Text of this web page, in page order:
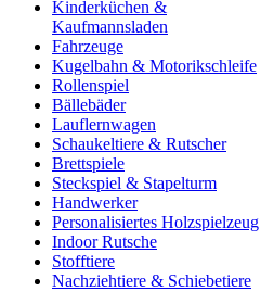
Kinderküchen &
Kaufmannsladen
Fahrzeuge
Kugelbahn & Motorikschleife
Rollenspiel
Bällebäder
Lauflernwagen
Schaukeltiere & Rutscher
Brettspiele
Steckspiel & Stapelturm
Handwerker
Personalisiertes Holzspielzeug
Indoor Rutsche
Stofftiere
Nachziehtiere & Schiebetiere